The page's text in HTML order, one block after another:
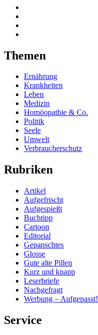
Themen
Ernährung
Krankheiten
Leben
Medizin
Homöopathie & Co.
Politik
Seele
Umwelt
Verbraucherschutz
Rubriken
Artikel
Aufgefrischt
Aufgespießt
Buchtipp
Cartoon
Editorial
Gepanschtes
Glosse
Gute alte Pillen
Kurz und knapp
Leserbriefe
Nachgefragt
Werbung – Aufgepasst!
Service